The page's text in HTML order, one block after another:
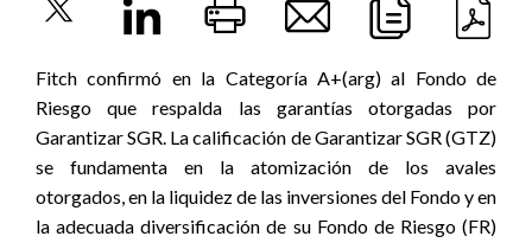
Fitch confirmó en la Categoría A+(arg) al Fondo de
Riesgo que respalda las garantías otorgadas por
Garantizar SGR. La calificación de Garantizar SGR (GTZ)
se fundamenta en la atomización de los avales
otorgados, en la liquidez de las inversiones del Fondo y en
la adecuada diversificación de su Fondo de Riesgo (FR)